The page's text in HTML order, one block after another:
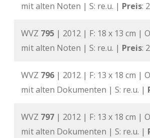
mit alten Noten | S: re.u. | Preis:
WVZ 795 | 2012 | F: 18 x 13 cm |
mit alten Noten | S: re.u. | Preis:
WVZ 796| 2012 | F: 13 x 18 cm |
mit alten Dokumenten | S: re.u. |
WVZ 797 | 2012 | F: 13 x 18 cm |
mit alten Dokumenten | S: re.u. |